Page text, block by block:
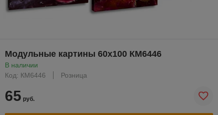
Модульные картины 60x100 КМ6446
В наличии
Код: КМ6446
Розница
65 руб.